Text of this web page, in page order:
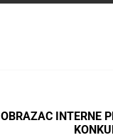
OBRAZAC INTERNE